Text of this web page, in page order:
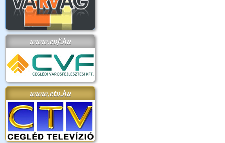
www.cvf.hu
www.ctv.hu